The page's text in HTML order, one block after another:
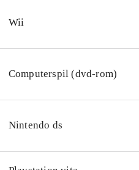
Wii
Computerspil (dvd-rom)
Nintendo ds